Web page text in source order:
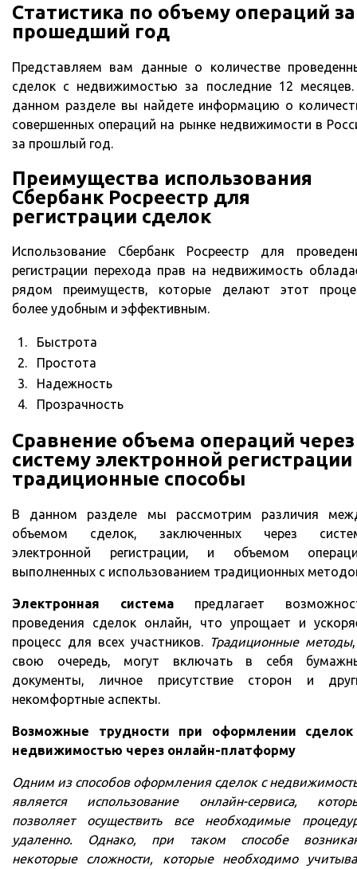
Статистика по объему операций за
прошедший год
Представляем вам данные о количестве
сделок с недвижимостью за последние 12
данном разделе вы найдете информацию о
совершенных операций на рынке недвижимости в
за прошлый год.
Преимущества использования
Сбербанк Росреестр для
регистрации сделок
Использование Сбербанк Росреестр для
регистрации перехода прав на недвижимость
рядом преимуществ, которые делают этот
более удобным и эффективным.
1.
Быстрота
2.
Простота
3.
Надежность
4.
Прозрачность
Сравнение объема операций через
систему электронной регистрации
традиционные способы
В данном разделе мы рассмотрим различия
объемом сделок, заключенных через
электронной регистрации, и объемом
выполненных с использованием традиционных
Электронная система предлагает
проведения сделок онлайн, что упрощает и
процесс для всех участников. Традиционные методы
свою очередь, могут включать в себя
документы, личное присутствие сторон и
некомфортные аспекты.
Возможные трудности при оформлении
недвижимостью через онлайн-платформу
Одним из способов оформления сделок с
является использование онлайн-сервиса,
позволяет осуществить все необходимые
удаленно. Однако, при таком способе
некоторые сложности, которые необходимо